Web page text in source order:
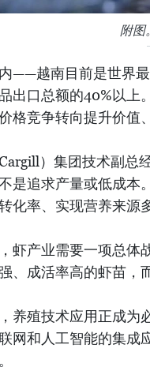
附图
——越南目前是世界
出口总额的40%以上
格竞争转向提升价值
）集团技术副总
是追求产量或低成本
化率、实现营养来源
虾产业需要一项总体
、成活率高的虾苗，
养殖技术应用正成为
网和人工智能的集成